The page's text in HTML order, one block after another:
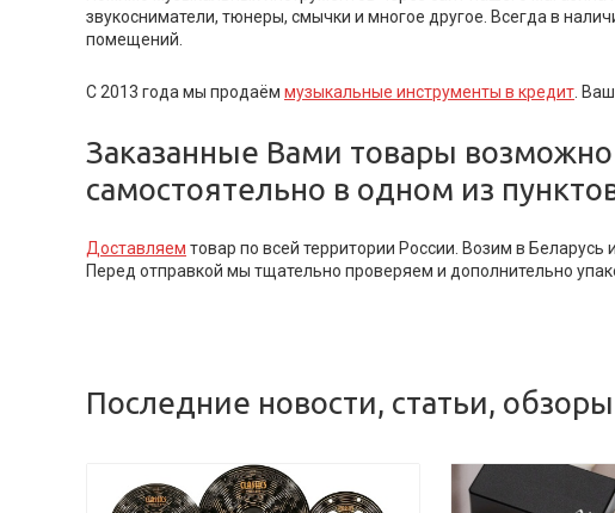
звукосниматели, тюнеры, смычки и многое другое. Всегда в
помещений.
С 2013 года мы продаём музыкальные инструменты в кредит .
Заказанные Вами товары
самостоятельно в одном из
Доставляем товар по всей территории России. Возим в
Перед отправкой мы тщательно проверяем и дополнительно
Последние новости, статьи, обзоры